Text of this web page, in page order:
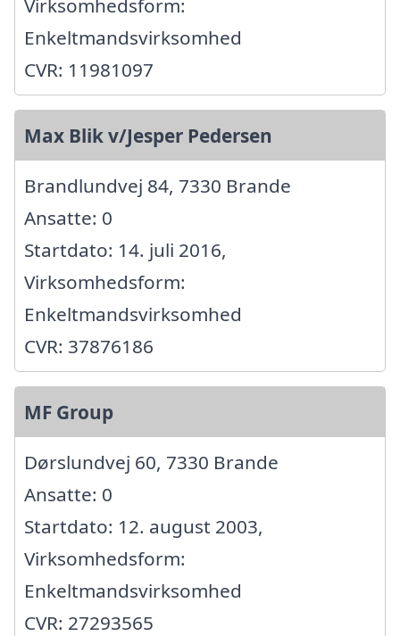
Virksomhedsform:
Enkeltmandsvirksomhed
CVR: 11981097
Max Blik v/Jesper Pedersen
Brandlundvej 84, 7330 Brande
Ansatte: 0
Startdato: 14. juli 2016,
Virksomhedsform:
Enkeltmandsvirksomhed
CVR: 37876186
MF Group
Dørslundvej 60, 7330 Brande
Ansatte: 0
Startdato: 12. august 2003,
Virksomhedsform:
Enkeltmandsvirksomhed
CVR: 27293565